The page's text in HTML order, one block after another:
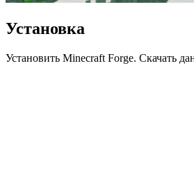
Установка
Установить Minecraft Forge. Скачать